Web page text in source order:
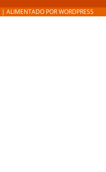
| ALIMENTADO PORWORDPRESS